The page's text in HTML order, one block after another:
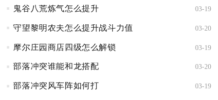
鬼谷八荒炼气怎么提升 03-19
守望黎明农夫怎么提升战斗力值 03-20
摩尔庄园商店四级怎么解锁 03-19
部落冲突谁能和龙搭配 03-20
部落冲突风车阵如何打 03-19